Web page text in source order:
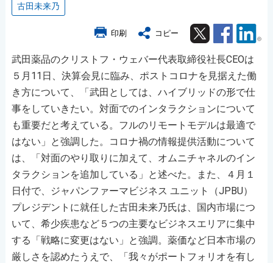
古田未来乃
印刷 コピー Twitter Facebook
武田薬品のクリストフ・ウェバー代表取締役社長CEOは
５月11日、決算会見に臨み、ポストコロナを見据えた働
き方について、「武田としては、ハイブリッドの形で仕
事をしていきたい。対面でのインタラクションについて
も重要だと考えている。フルのリモートモデルは最適で
はない」と強調した。コロナ禍の情報提供活動について
は、「対面のやり取りに加えて、オムニチャネルのイン
タラクションを追加している」と述べた。また、４月１
日付で、ジャパンファーマビジネス ユニット（JPBU）
プレジデントに就任した古田未来乃氏は、国内市場につ
いて、希少疾患など５つの主要なビジネスエリアに集中
する「戦略に変更はない」と強調。薬価など日本市場の
厳しさを認めたうえで、「我々がポートフォリオを有し